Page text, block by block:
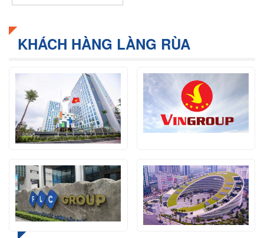
KHÁCH HÀNG LÀNG RÙA